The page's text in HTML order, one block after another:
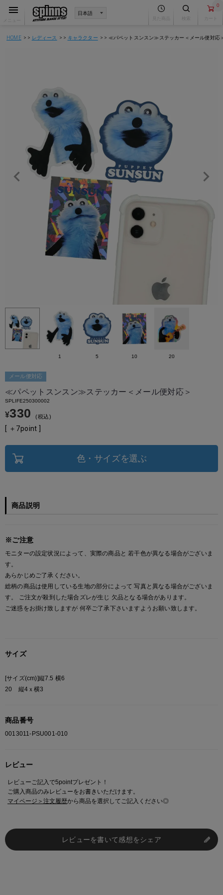
0
HOME レディース キャラクター ≪パペットスンスン≫ステッカー＜メール便対応
メール便対応
≪パペットスンスン≫ステッカー＜メール便対応＞
SPLIFE250300002
¥330 税込
[ ＋ 7point ]
色・サイズを選ぶ
商品説明
※ご注意
モニターの設定状況によって、実際の商品と 若干色が異なる場合がございま
す。
あらかじめご了承ください。
総柄の商品は使用している生地の部分によって 写真と異なる場合がございま
す。 ご注文が殺到した場合ズレが生じ 欠品となる場合があります。
ご迷惑をお掛け致しますが 何卒ご了承下さいますようお願い致します。
サイズ
[サイズ(cm)]縦7.5 横6
20 縦4ｘ横3
商品番号
0013011-PSU001-010
レビュー
レビューご記入で5pointプレゼント！
ご購入商品のみレビューをお書きいただけます。
マイページ＞注文履歴から商品を選択してご記入ください◎
レビューを書いて感想をシェア
1 5 10 20